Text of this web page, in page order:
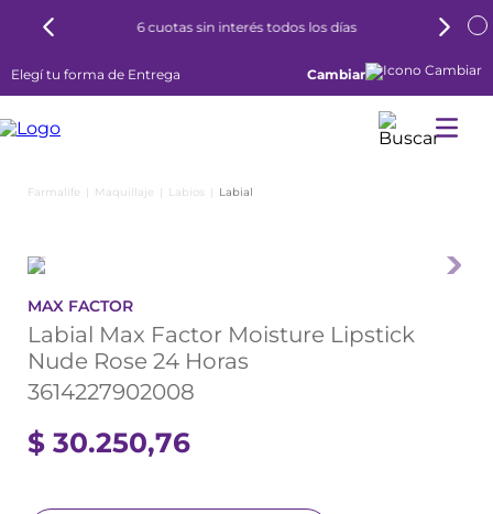
6 cuotas sin interés todos los días
Elegí tu forma de Entrega Cambiar
Maquillaje Labios Labial
MAX FACTOR
Labial Max Factor Moisture Lipstick
Nude Rose 24 Horas
3614227902008
$ 30.250,76